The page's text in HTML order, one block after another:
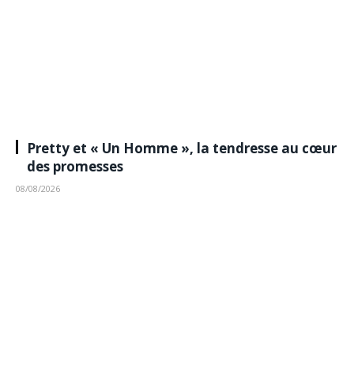
Pretty et « Un Homme », la tendresse au cœur
des promesses
08/08/2026